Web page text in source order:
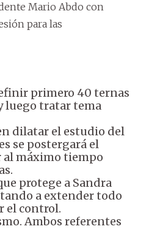
Mario Abdo con
para las
primero 40 ternas
luego tratar tema
dilatar el estudio del
se postergará el
máximo tiempo
protege a Sandra
a extender todo
el control.
Ambos referentes